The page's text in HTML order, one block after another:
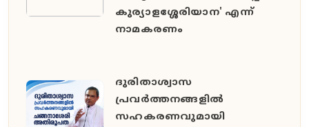
കുര്യാളശ്ശേരിയാന' എന്ന്
നാമകരണം
ദുരിതാശ്വാസ
പ്രവർത്തനങ്ങളിൽ
സഹകരണവുമായി